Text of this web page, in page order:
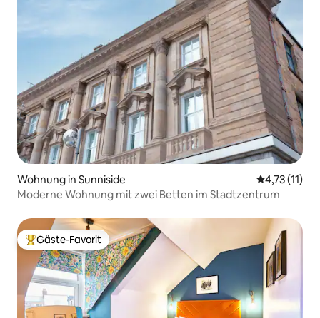
Wohnung in Sunniside
4,73 (11)
Moderne Wohnung mit zwei Betten im Stadtzentrum
Beliebter Gäste-Favorit.
Gäste-Favorit